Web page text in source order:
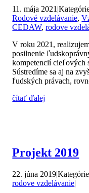
11. mája 2021 |
Rodové vzdelávanie,
CEDAW,rodove
V roku 2021,
posilnenie
kompetencií cieľových
Sústredíme sa aj na
ľudských právach,
čítať ďalej
Projekt 2019
22. júna 2019|
rodove vzdelávanie|